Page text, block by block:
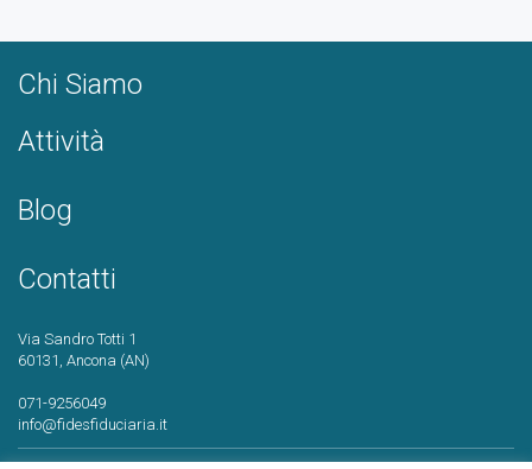
Chi Siamo
Attività
Blog
Contatti
Via Sandro Totti 1
60131, Ancona (AN)
071-9256049
info@fidesfiduciaria.it